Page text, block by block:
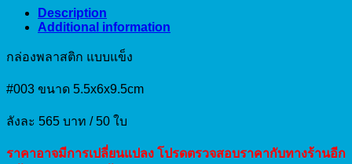
#003
quantity
Description
Additional information
กล่องพลาสติก แบบแข็ง
#003 ขนาด 5.5x6x9.5cm
ลังละ 565 บาท / 50 ใบ
ราคาอาจมีการเปลี่ยนแปลง โปรดตรวจสอบราคากับทางร้านอีก